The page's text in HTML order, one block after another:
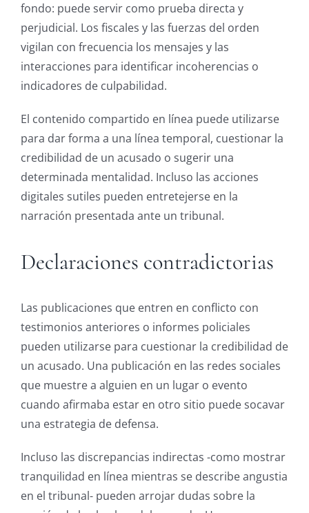
fondo: puede servir como prueba directa y
perjudicial. Los fiscales y las fuerzas del orden
vigilan con frecuencia los mensajes y las
interacciones para identificar incoherencias o
indicadores de culpabilidad.
El contenido compartido en línea puede utilizarse
para dar forma a una línea temporal, cuestionar la
credibilidad de un acusado o sugerir una
determinada mentalidad. Incluso las acciones
digitales sutiles pueden entretejerse en la
narración presentada ante un tribunal.
Declaraciones contradictorias
Las publicaciones que entren en conflicto con
testimonios anteriores o informes policiales
pueden utilizarse para cuestionar la credibilidad de
un acusado. Una publicación en las redes sociales
que muestre a alguien en un lugar o evento
cuando afirmaba estar en otro sitio puede socavar
una estrategia de defensa.
Incluso las discrepancias indirectas -como mostrar
tranquilidad en línea mientras se describe angustia
en el tribunal- pueden arrojar dudas sobre la